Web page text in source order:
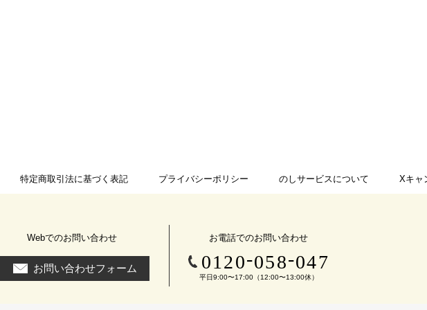
特定商取引法に基づく表記 プライバシーポリシー のしサービスについて Xキャ
Webでのお問い合わせ
お問い合わせフォーム
お電話でのお問い合わせ
0120-058-047
平日9:00〜17:00（12:00〜13:00休）